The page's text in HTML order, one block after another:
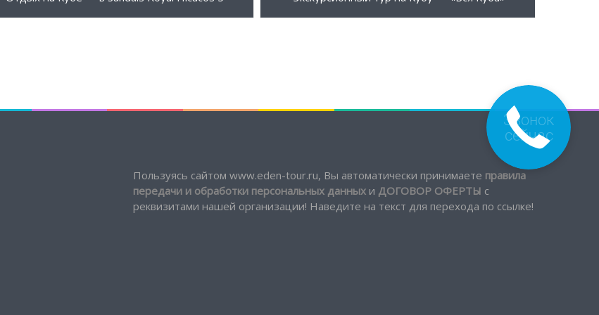
Пользуясь сайтом www.eden-tour.ru, Вы автоматически принимаете правила
передачи и обработки персональных данных и ДОГОВОР ОФЕРТЫ с
реквизитами нашей организации! Наведите на текст для перехода по ссылке!
Звонок
сейчас